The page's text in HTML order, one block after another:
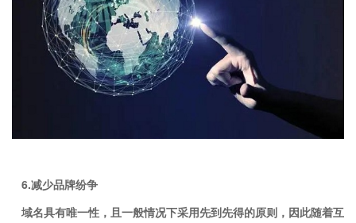
6.减少品牌纷争
域名具有唯一性，且一般情况下采用先到先得的原则，因此随着互